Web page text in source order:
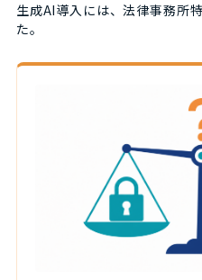
生成AI導入には、法律事務所
た。